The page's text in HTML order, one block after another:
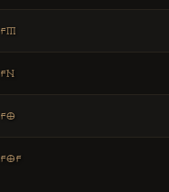
FM
FN
FO
FOF